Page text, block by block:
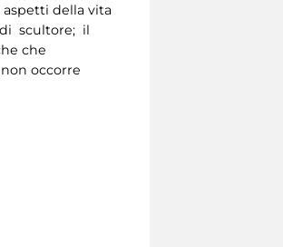
della vita
scultore; il
che
occorre